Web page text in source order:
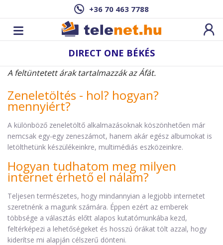
+36 70 463 7788
DIRECT ONE BÉKÉS
A feltüntetett árak tartalmazzák az Áfát.
Zeneletöltés - hol? hogyan?
mennyiért?
A különböző zeneletöltő alkalmazásoknak köszönhetően már
nemcsak egy-egy zeneszámot, hanem akár egész albumokat is
letölthetünk készülékeinkre, multimédiás eszközeinkre.
Hogyan tudhatom meg milyen
internet érhető el nálam?
Teljesen természetes, hogy mindannyian a legjobb internetet
szeretnénk a magunk számára. Éppen ezért az emberek
többsége a választás előtt alapos kutatómunkába kezd,
feltérképezi a lehetőségeket és hosszú órákat tölt azzal, hogy
kiderítse mi alapján célszerű dönteni.